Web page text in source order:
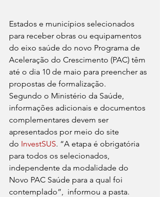
Estados e municípios selecionados
para receber obras ou equipamentos
do eixo saúde do novo Programa de
Aceleração do Crescimento (PAC) têm
até o dia 10 de maio para preencher as
propostas de formalização.
Segundo o Ministério da Saúde,
informações adicionais e documentos
complementares devem ser
apresentados por meio do site
do InvestSUS. “A etapa é obrigatória
para todos os selecionados,
independente da modalidade do
Novo PAC Saúde para a qual foi
contemplado”,  informou a pasta.